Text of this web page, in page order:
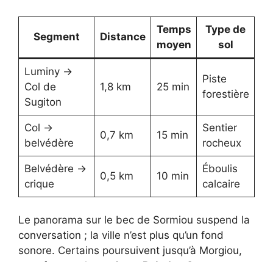
Segment Distance
Temps
moyen
Type de
sol
Luminy →
Col de
Sugiton
1,8 km 25 min
Piste
forestière
Col →
belvédère
0,7 km 15 min
Sentier
rocheux
Belvédère →
crique
0,5 km 10 min
Éboulis
calcaire
Le panorama sur le bec de Sormiou suspend la
conversation ; la ville n’est plus qu’un fond
sonore. Certains poursuivent jusqu’à Morgiou,